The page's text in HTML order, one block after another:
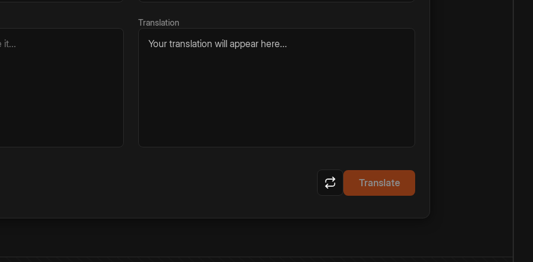
Translation
Your translation will appear here...
Translate